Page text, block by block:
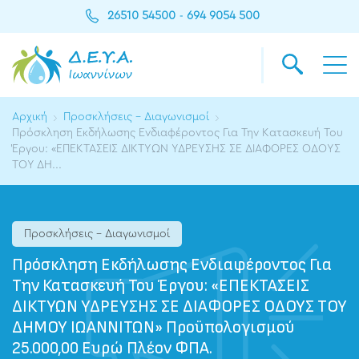
26510 54500 - 694 9054 500
Αρχική
Προσκλήσεις - Διαγωνισμοί
Πρόσκληση Εκδήλωσης Ενδιαφέροντος Για Την Κατασκευή Του
Έργου: «ΕΠΕΚΤΑΣΕΙΣ ΔΙΚΤΥΩΝ ΥΔΡΕΥΣΗΣ ΣΕ ΔΙΑΦΟΡΕΣ ΟΔΟΥΣ
ΤΟΥ ΔΗ...
Προσκλήσεις - Διαγωνισμοί
Πρόσκληση Εκδήλωσης Ενδιαφέροντος Για
Την Κατασκευή Του Έργου: «ΕΠΕΚΤΑΣΕΙΣ
ΔΙΚΤΥΩΝ ΥΔΡΕΥΣΗΣ ΣΕ ΔΙΑΦΟΡΕΣ ΟΔΟΥΣ ΤΟΥ
ΔΗΜΟΥ ΙΩΑΝΝΙΤΩΝ» Προϋπολογισμού
25.000,00 Ευρώ Πλέον ΦΠΑ.